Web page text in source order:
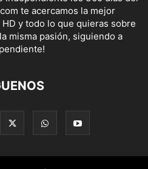
te acercamos la mejor
y todo lo que quieras sobre
misma pasión, siguiendo a